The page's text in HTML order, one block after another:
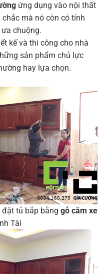
ứng dụng vào nội thất
mà nó còn có tính
chuộng.
kế và thi công cho nhà
sản phẩm chủ lực
hay lựa chọn.
tủ bắp bằng gỗ căm xe
Tài